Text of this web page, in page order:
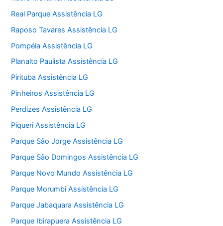
Real Parque Assistência LG
Raposo Tavares Assistência LG
Pompéia Assistência LG
Planalto Paulista Assistência LG
Pirituba Assistência LG
Pinheiros Assistência LG
Perdizes Assistência LG
Piqueri Assistência LG
Parque São Jorge Assistência LG
Parque São Domingos Assistência LG
Parque Novo Mundo Assistência LG
Parque Morumbi Assistência LG
Parque Jabaquara Assistência LG
Parque Ibirapuera Assistência LG